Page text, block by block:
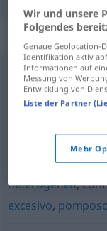
declamatorio,
pomposo,
abigarrado,
heterogéneo,
excesivo,
Wir und unsere
Folgendes
Genaue Geolocation-
Identifikation aktiv
Informationen auf
Messung von
Entwicklung von
Liste der Partner
Mehr